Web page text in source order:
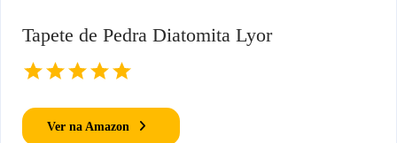
Tapete de Pedra Diatomita Lyor
Ver na Amazon